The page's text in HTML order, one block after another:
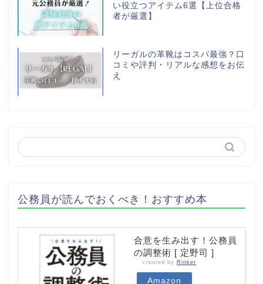
い役立つアイテム6選【上位合格
者が厳選】
リーガルの革靴はコスパ最強？口
コミや評判・リアルな感想をお伝
え
公務員が読んでおくべき！おすすめ本
合意を生み出す！公務員
の調整術 [ 定野司 ]
created by Rinker
Amazon